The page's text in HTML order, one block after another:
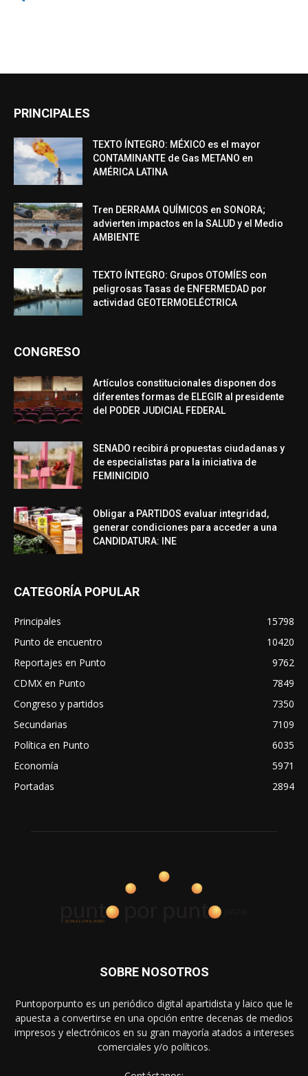
PRINCIPALES
TEXTO ÍNTEGRO: MÉXICO es el mayor
CONTAMINANTE de Gas METANO en
AMÉRICA LATINA
Tren DERRAMA QUÍMICOS en SONORA;
advierten impactos en la SALUD y el Medio
AMBIENTE
TEXTO ÍNTEGRO: Grupos OTOMÍES con
peligrosas Tasas de ENFERMEDAD por
actividad GEOTERMOELÉCTRICA
CONGRESO
Artículos constitucionales disponen dos
diferentes formas de ELEGIR al presidente
del PODER JUDICIAL FEDERAL
SENADO recibirá propuestas ciudadanas y
de especialistas para la iniciativa de
FEMINICIDIO
Obligar a PARTIDOS evaluar integridad,
generar condiciones para acceder a una
CANDIDATURA: INE
CATEGORÍA POPULAR
Principales
15798
Punto de encuentro
10420
Reportajes en Punto
9762
CDMX en Punto
7849
Congreso y partidos
7350
Secundarias
7109
Política en Punto
6035
Economía
5971
Portadas
2894
SOBRE NOSOTROS
Puntoporpunto es un periódico digital apartidista y laico que le
apuesta a convertirse en una opción entre decenas de medios
impresos y electrónicos en su gran mayoría atados a intereses
comerciales y/o políticos.